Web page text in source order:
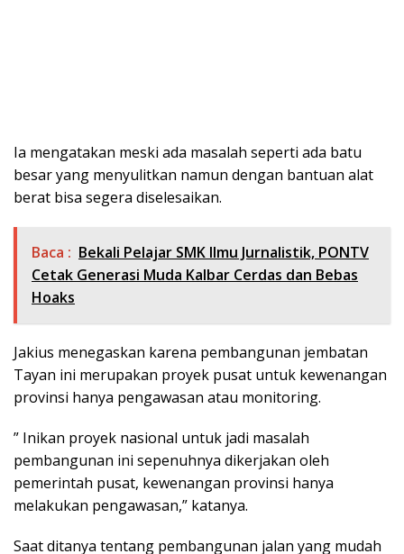
Ia mengatakan meski ada masalah seperti ada batu
besar yang menyulitkan namun dengan bantuan alat
berat bisa segera diselesaikan.
Baca : Bekali Pelajar SMK Ilmu Jurnalistik, PONTV
Cetak Generasi Muda Kalbar Cerdas dan Bebas
Hoaks
Jakius menegaskan karena pembangunan jembatan
Tayan ini merupakan proyek pusat untuk kewenangan
provinsi hanya pengawasan atau monitoring.
” Inikan proyek nasional untuk jadi masalah
pembangunan ini sepenuhnya dikerjakan oleh
pemerintah pusat, kewenangan provinsi hanya
melakukan pengawasan,” katanya.
Saat ditanya tentang pembangunan jalan yang mudah